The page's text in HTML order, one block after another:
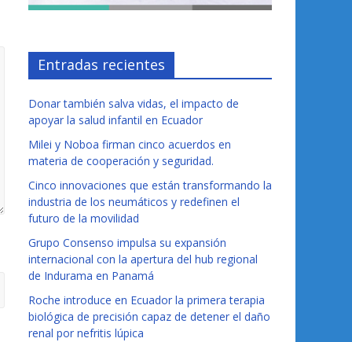
Entradas recientes
Donar también salva vidas, el impacto de
apoyar la salud infantil en Ecuador
Milei y Noboa firman cinco acuerdos en
materia de cooperación y seguridad.
Cinco innovaciones que están transformando la
industria de los neumáticos y redefinen el
futuro de la movilidad
Grupo Consenso impulsa su expansión
internacional con la apertura del hub regional
de Indurama en Panamá
Roche introduce en Ecuador la primera terapia
biológica de precisión capaz de detener el daño
renal por nefritis lúpica